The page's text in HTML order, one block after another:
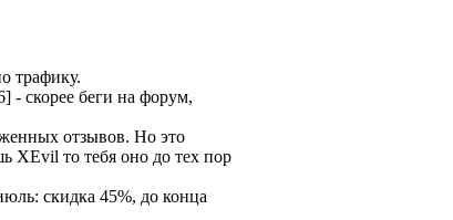
трафику.
- скорее беги на форум,
отзывов. Но это
XEvil то тебя оно до тех пор
скидка 45%, до конца